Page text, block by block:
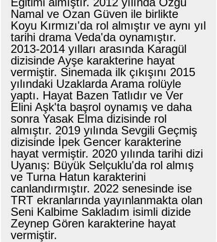
Namal ve Ozan Güven ile birlikte
Koyu Kırmızı'da rol almıştır ve aynı yıl
tarihi drama Veda'da oynamıştır.
2013-2014 yılları arasında Karagül
dizisinde Ayşe karakterine hayat
vermiştir. Sinemada ilk çıkışını 2015
yılındaki Uzaklarda Arama rolüyle
yaptı. Hayat Bazen Tatlıdır ve Ver
Elini Aşk'ta başrol oynamış ve daha
sonra Yasak Elma dizisinde rol
almıştır. 2019 yılında Sevgili Geçmiş
dizisinde İpek Gencer karakterine
hayat vermiştir. 2020 yılında tarihi dizi
Uyanış: Büyük Selçuklu'da rol almış
ve Turna Hatun karakterini
canlandırmıştır. 2022 senesinde ise
TRT ekranlarında yayınlanmakta olan
Seni Kalbime Sakladım isimli dizide
Zeynep Gören karakterine hayat
vermiştir.